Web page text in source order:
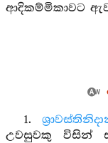
ආදිකම්මිකාවට
1.
උවසුවකු විසින්